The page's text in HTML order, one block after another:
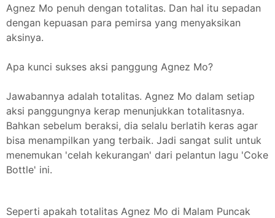
Agnez Mo penuh dengan totalitas. Dan hal itu sepadan
dengan kepuasan para pemirsa yang menyaksikan
aksinya.
Apa kunci sukses aksi panggung Agnez Mo?
Jawabannya adalah totalitas. Agnez Mo dalam setiap
aksi panggungnya kerap menunjukkan totalitasnya.
Bahkan sebelum beraksi, dia selalu berlatih keras agar
bisa menampilkan yang terbaik. Jadi sangat sulit untuk
menemukan 'celah kekurangan' dari pelantun lagu 'Coke
Bottle' ini.
Seperti apakah totalitas Agnez Mo di Malam Puncak